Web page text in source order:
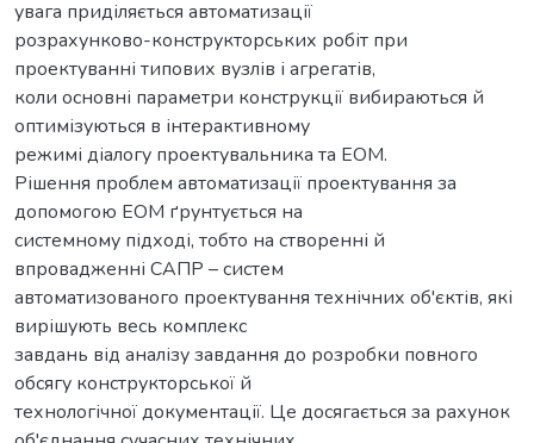
увага приділяється автоматизації
розрахунково-конструкторських робіт при
проектуванні типових вузлів і агрегатів,
коли основні параметри конструкції вибираються й
оптимізуються в інтерактивному
режимі діалогу проектувальника та ЕОМ.
Рішення проблем автоматизації проектування за
допомогою ЕОМ ґрунтується на
системному підході, тобто на створенні й
впровадженні САПР – систем
автоматизованого проектування технічних об'єктів, які
вирішують весь комплекс
завдань від аналізу завдання до розробки повного
обсягу конструкторської й
технологічної документації. Це досягається за рахунок